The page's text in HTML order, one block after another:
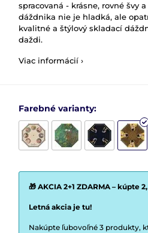
spracovaná - krásne, rovné švy
dáždnika nie je hladká, ale
kvalitné a štýlový skladací
daždi.
Viac informácií ›
Farebné varianty:
🎁 AKCIA 2+1 ZDARMA – kúpte
Letná akcia je tu!
Nakúpte ľubovoľné 3 produkty,